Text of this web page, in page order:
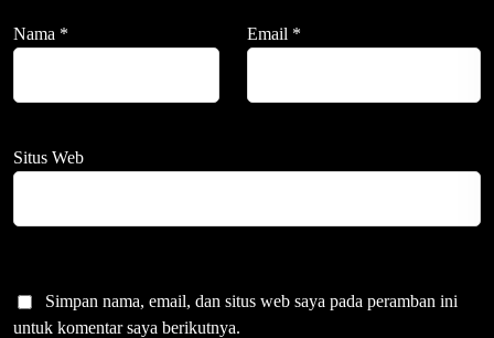
Nama * Email *
Situs Web
Simpan nama, email, dan situs web saya pada peramban ini
untuk komentar saya berikutnya.